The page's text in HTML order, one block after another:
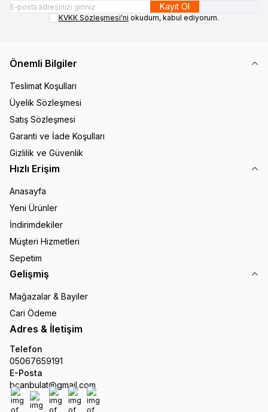
Kayıt Ol
KVKK Sözleşmesi'ni okudum, kabul ediyorum.
Önemli Bilgiler
Teslimat Koşulları
Üyelik Sözleşmesi
Satış Sözleşmesi
Garanti ve İade Koşulları
Gizlilik ve Güvenlik
Hızlı Erişim
Anasayfa
Yeni Ürünler
İndirimdekiler
Müşteri Hizmetleri
Sepetim
Gelişmiş
Mağazalar & Bayiler
Cari Ödeme
Adres & İletişim
Telefon
05067659191
E-Posta
bcanbulat@gmail.com